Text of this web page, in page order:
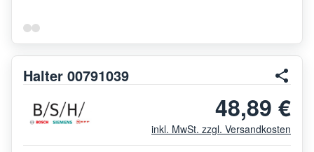
Halter 00791039
48,89 €
inkl. MwSt. zzgl. Versandkosten